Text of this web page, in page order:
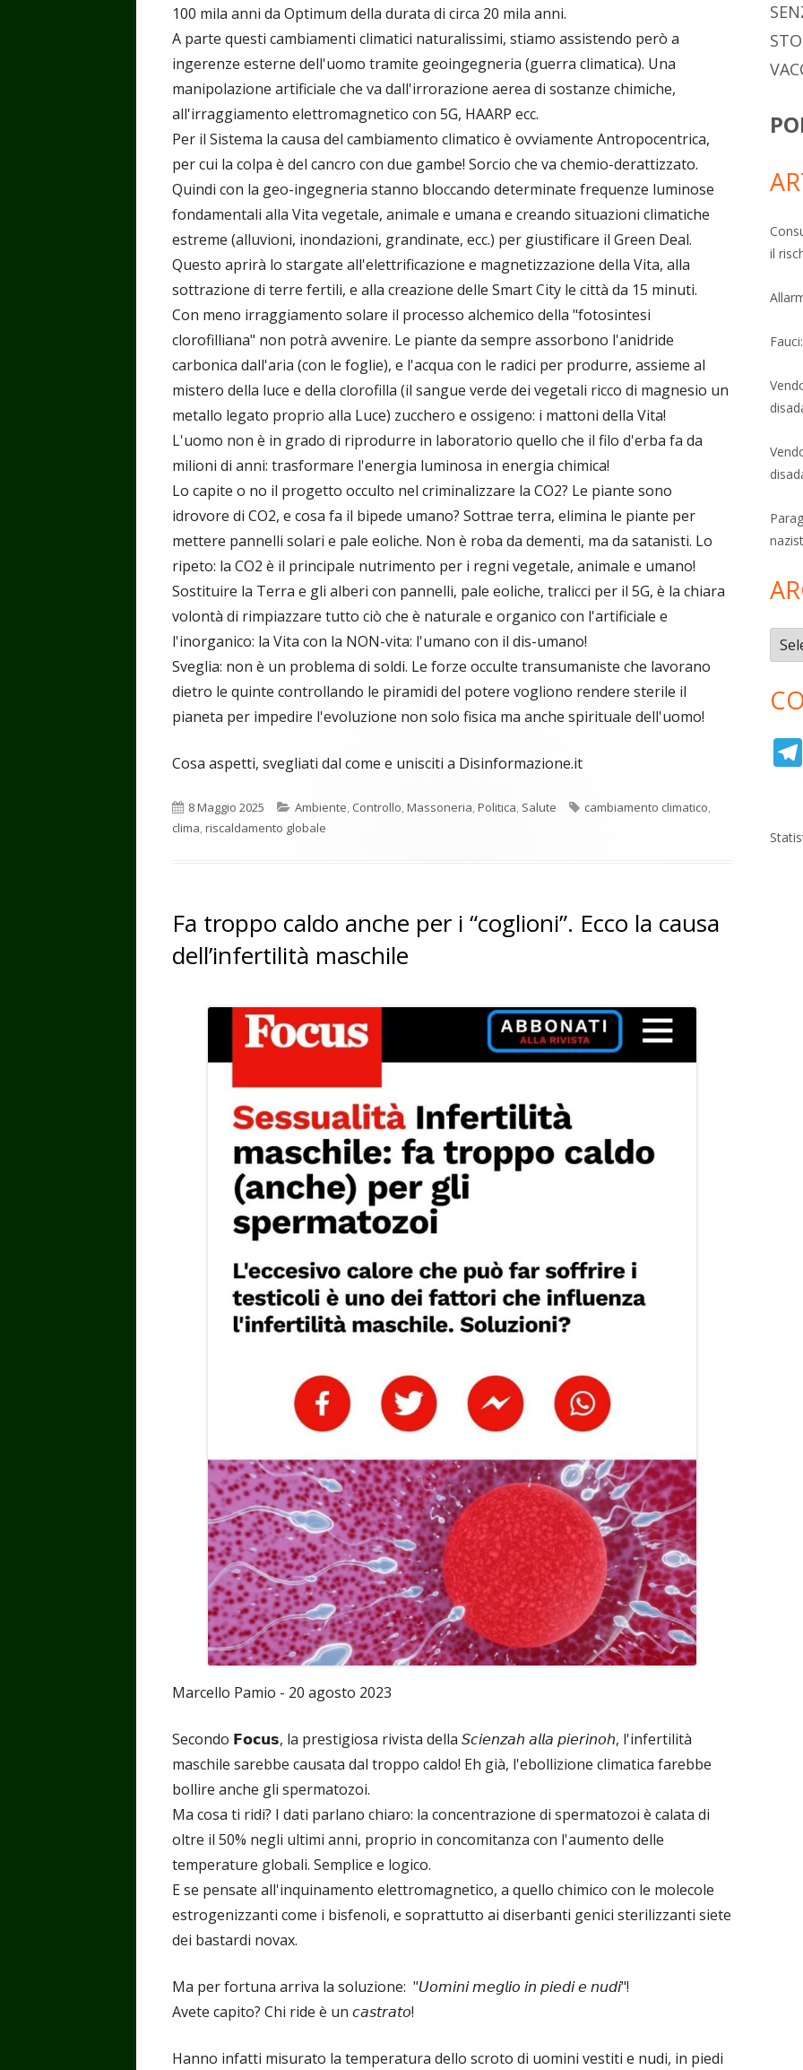
100 mila anni da Optimum della durata di circa 20 mila anni.
A parte questi cambiamenti climatici naturalissimi, stiamo assistendo però a
ingerenze esterne dell'uomo tramite geoingegneria (guerra climatica). Una
manipolazione artificiale che va dall'irrorazione aerea di sostanze chimiche,
all'irraggiamento elettromagnetico con 5G, HAARP ecc.
Per il Sistema la causa del cambiamento climatico è ovviamente Antropocentrica,
per cui la colpa è del cancro con due gambe! Sorcio che va chemio-derattizzato.
Quindi con la geo-ingegneria stanno bloccando determinate frequenze luminose
fondamentali alla Vita vegetale, animale e umana e creando situazioni climatiche
estreme (alluvioni, inondazioni, grandinate, ecc.) per giustificare il Green Deal.
Questo aprirà lo stargate all'elettrificazione e magnetizzazione della Vita, alla
sottrazione di terre fertili, e alla creazione delle Smart City le città da 15 minuti.
Con meno irraggiamento solare il processo alchemico della "fotosintesi
clorofilliana" non potrà avvenire. Le piante da sempre assorbono l'anidride
carbonica dall'aria (con le foglie), e l'acqua con le radici per produrre, assieme al
mistero della luce e della clorofilla (il sangue verde dei vegetali ricco di magnesio un
metallo legato proprio alla Luce) zucchero e ossigeno: i mattoni della Vita!
L'uomo non è in grado di riprodurre in laboratorio quello che il filo d'erba fa da
milioni di anni: trasformare l'energia luminosa in energia chimica!
Lo capite o no il progetto occulto nel criminalizzare la CO2? Le piante sono
idrovore di CO2, e cosa fa il bipede umano? Sottrae terra, elimina le piante per
mettere pannelli solari e pale eoliche. Non è roba da dementi, ma da satanisti. Lo
ripeto: la CO2 è il principale nutrimento per i regni vegetale, animale e umano!
Sostituire la Terra e gli alberi con pannelli, pale eoliche, tralicci per il 5G, è la chiara
volontà di rimpiazzare tutto ciò che è naturale e organico con l'artificiale e
l'inorganico: la Vita con la NON-vita: l'umano con il dis-umano!
Sveglia: non è un problema di soldi. Le forze occulte transumaniste che lavorano
dietro le quinte controllando le piramidi del potere vogliono rendere sterile il
pianeta per impedire l'evoluzione non solo fisica ma anche spirituale dell'uomo!
Cosa aspetti, svegliati dal come e unisciti a Disinformazione.it
Pubblicato
8 Maggio 2025 Categorie
Ambiente, Controllo,Massoneria,Politica, Salute Tag
cambiamento climatico,
clima,riscaldamento globale
Fa troppo caldo anche per i “coglioni”. Ecco la causa
dell’infertilità maschile
Marcello Pamio - 20 agosto 2023
Secondo 𝗙𝗼𝗰𝘂𝘀, la prestigiosa rivista della 𝘚𝘤𝘪𝘦𝘯𝘻𝘢𝘩 𝘢𝘭𝘭𝘢 𝘱𝘪𝘦𝘳𝘪𝘯𝘰𝘩, l'infertilità
maschile sarebbe causata dal troppo caldo! Eh già, l'ebollizione climatica farebbe
bollire anche gli spermatozoi.
Ma cosa ti ridi? I dati parlano chiaro: la concentrazione di spermatozoi è calata di
oltre il 50% negli ultimi anni, proprio in concomitanza con l'aumento delle
temperature globali. Semplice e logico.
E se pensate all'inquinamento elettromagnetico, a quello chimico con le molecole
estrogenizzanti come i bisfenoli, e soprattutto ai diserbanti genici sterilizzanti siete
dei bastardi novax.
Ma per fortuna arriva la soluzione: "𝘜𝘰𝘮𝘪𝘯𝘪 𝘮𝘦𝘨𝘭𝘪𝘰 𝘪𝘯 𝘱𝘪𝘦𝘥𝘪 𝘦 𝘯𝘶𝘥𝘪"!
Avete capito? Chi ride è un 𝘤𝘢𝘴𝘵𝘳𝘢𝘵𝘰!
Hanno infatti misurato la temperatura dello scroto di uomini vestiti e nudi, in piedi
il